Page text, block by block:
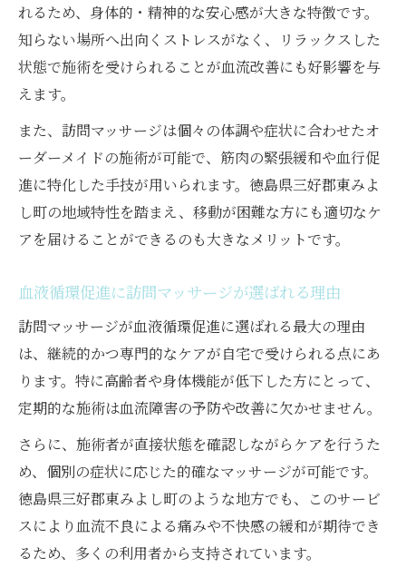
れるため、身体的・精神的な安心感が大きな特徴です。
知らない場所へ出向くストレスがなく、リラックスした
状態で施術を受けられることが血流改善にも好影響を与
えます。
また、訪問マッサージは個々の体調や症状に合わせたオ
ーダーメイドの施術が可能で、筋肉の緊張緩和や血行促
進に特化した手技が用いられます。徳島県三好郡東みよ
し町の地域特性を踏まえ、移動が困難な方にも適切なケ
アを届けることができるのも大きなメリットです。
血液循環促進に訪問マッサージが選ばれる理由
訪問マッサージが血液循環促進に選ばれる最大の理由
は、継続的かつ専門的なケアが自宅で受けられる点にあ
ります。特に高齢者や身体機能が低下した方にとって、
定期的な施術は血流障害の予防や改善に欠かせません。
さらに、施術者が直接状態を確認しながらケアを行うた
め、個別の症状に応じた的確なマッサージが可能です。
徳島県三好郡東みよし町のような地方でも、このサービ
スにより血流不良による痛みや不快感の緩和が期待でき
るため、多くの利用者から支持されています。